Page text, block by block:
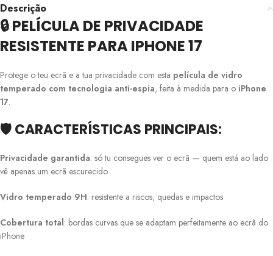
Descrição
🔒 PELÍCULA DE PRIVACIDADE
RESISTENTE PARA IPHONE 17
Protege o teu ecrã e a tua privacidade com esta película de vidro
temperado com tecnologia anti-espia, feita à medida para o iPhone
17.
🛡️CARACTERÍSTICAS PRINCIPAIS:
Privacidade garantida: só tu consegues ver o ecrã — quem está ao lado
vê apenas um ecrã escurecido
Vidro temperado 9H: resistente a riscos, quedas e impactos
Cobertura total: bordas curvas que se adaptam perfeitamente ao ecrã do
iPhone